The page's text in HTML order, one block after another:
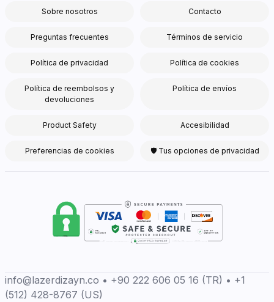
Sobre nosotros Contacto
Preguntas frecuentes Términos de servicio
Política de privacidad Política de cookies
Política de reembolsos y
devoluciones
Política de envíos
Product Safety Accesibilidad
Preferencias de cookies 🛡 Tus opciones de privacidad
info@lazerdizayn.co • +90 222 606 05 16 (TR) • +1
(512) 428-8767 (US)